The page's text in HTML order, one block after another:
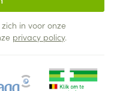
in voor onze
privacy policy.